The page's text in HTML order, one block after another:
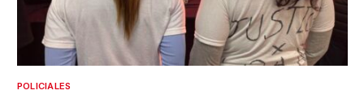
POLICIALES